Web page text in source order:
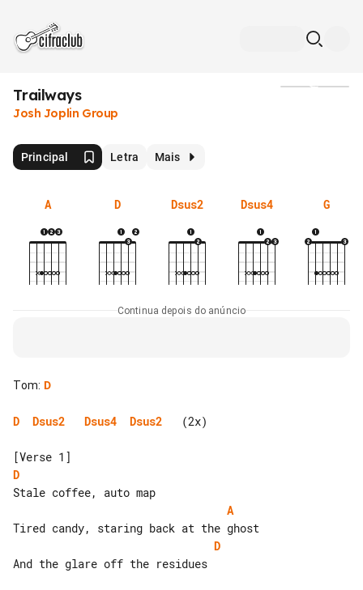
Trailways
Josh Joplin Group
Principal Letra Mais
A D Dsus2 Dsus4 G
Continua depois do anúncio
Tom: D
D Dsus2 Dsus4 Dsus2
   (2x)
D
A
D
And the glare off the residues